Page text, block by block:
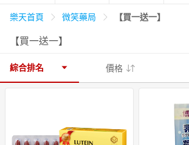
天天免運 美食蛋糕 養生保健
居家生活 3C家電
化妝保養
樂天首頁 微笑藥局 【買一送一】
【買一送一】
綜合排名 價格